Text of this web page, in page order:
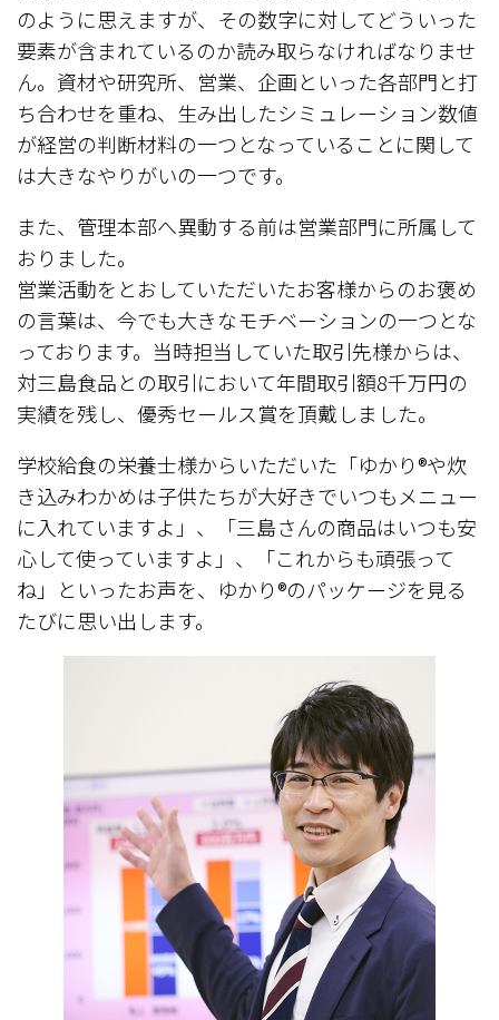
のように思えますが、その数字に対してどういった
要素が含まれているのか読み取らなければなりませ
ん。資材や研究所、営業、企画といった各部門と打
ち合わせを重ね、生み出したシミュレーション数値
が経営の判断材料の一つとなっていることに関して
は大きなやりがいの一つです。
また、管理本部へ異動する前は営業部門に所属して
おりました。
営業活動をとおしていただいたお客様からのお褒め
の言葉は、今でも大きなモチベーションの一つとな
っております。当時担当していた取引先様からは、
対三島食品との取引において年間取引額8千万円の
実績を残し、優秀セールス賞を頂戴しました。
学校給食の栄養士様からいただいた「ゆかり®や炊
き込みわかめは子供たちが大好きでいつもメニュー
に入れていますよ」、「三島さんの商品はいつも安
心して使っていますよ」、「これからも頑張って
ね」といったお声を、ゆかり®のパッケージを見る
たびに思い出します。